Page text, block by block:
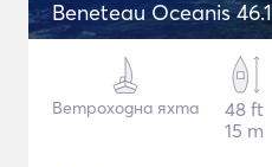
Beneteau Oceanis 46.1
Ветроходна яхта
48 ft
15 m